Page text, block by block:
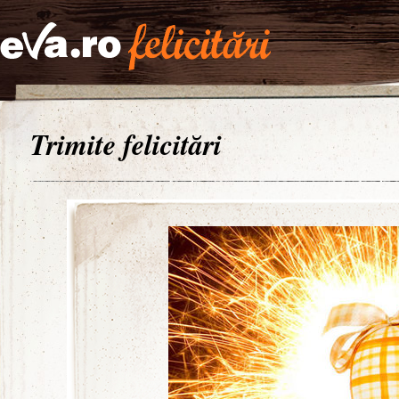
Trimite felicitări